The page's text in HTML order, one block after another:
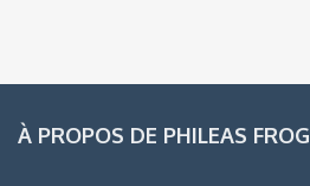
À PROPOS DE PHILEAS FROG